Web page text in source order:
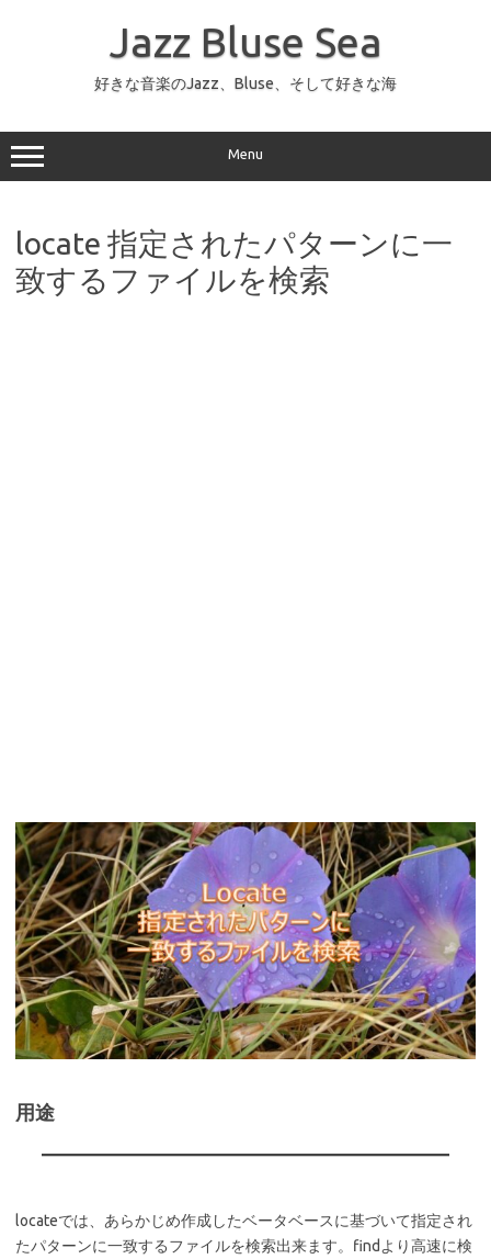
ッ
プ
Jazz Bluse Sea
好きな音楽のJazz、Bluse、そして好きな海
Menu
locate 指定されたパターンに一
致するファイルを検索
用途
locateでは、あらかじめ作成したベータベースに基づいて指定され
たパターンに一致するファイルを検索出来ます。findより高速に検